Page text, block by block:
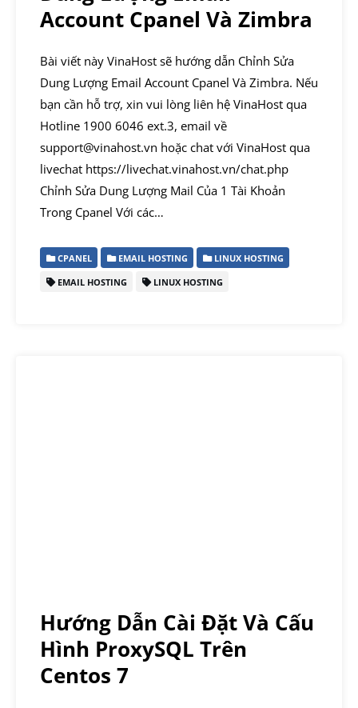
Account Cpanel Và Zimbra
Bài viết này VinaHost sẽ hướng dẫn Chỉnh Sửa
Dung Lượng Email Account Cpanel Và Zimbra. Nếu
bạn cần hỗ trợ, xin vui lòng liên hệ VinaHost qua
Hotline 1900 6046 ext.3, email về
support@vinahost.vn hoặc chat với VinaHost qua
livechat https://livechat.vinahost.vn/chat.php
Chỉnh Sửa Dung Lượng Mail Của 1 Tài Khoản
Trong Cpanel Với các…
CPANEL EMAIL HOSTING
LINUX HOSTING
EMAIL HOSTING
LINUX HOSTING
Hướng Dẫn Cài Đặt Và Cấu
Hình ProxySQL Trên
Centos 7